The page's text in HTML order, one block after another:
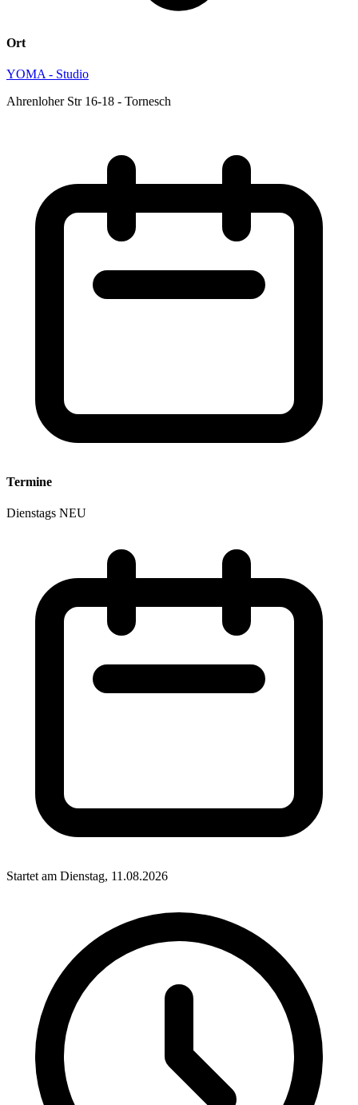
Ort
YOMA - Studio
Ahrenloher Str 16-18 - Tornesch
Termine
Dienstags NEU
Startet am Dienstag, 11.08.2026